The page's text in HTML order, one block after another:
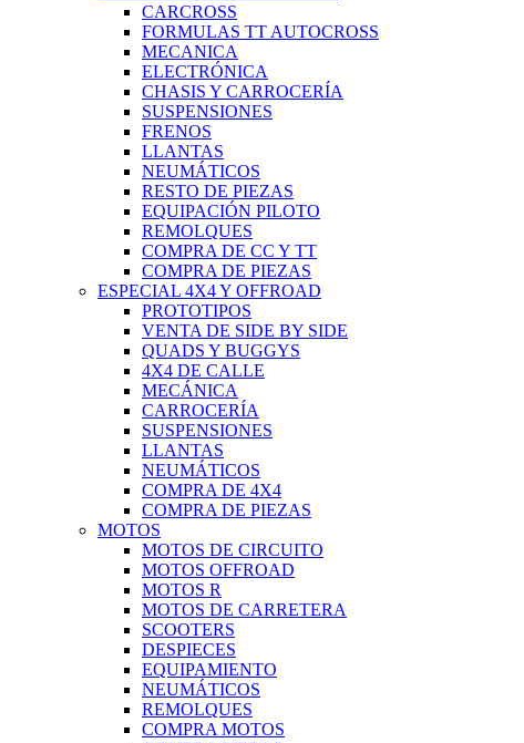
CARCROSS
FORMULAS TT AUTOCROSS
MECANICA
ELECTRÓNICA
CHASIS Y CARROCERÍA
SUSPENSIONES
FRENOS
LLANTAS
NEUMÁTICOS
RESTO DE PIEZAS
EQUIPACIÓN PILOTO
REMOLQUES
COMPRA DE CC Y TT
COMPRA DE PIEZAS
ESPECIAL 4X4 Y OFFROAD
PROTOTIPOS
VENTA DE SIDE BY SIDE
QUADS Y BUGGYS
4X4 DE CALLE
MECÁNICA
CARROCERÍA
SUSPENSIONES
LLANTAS
NEUMÁTICOS
COMPRA DE 4X4
COMPRA DE PIEZAS
MOTOS
MOTOS DE CIRCUITO
MOTOS OFFROAD
MOTOS R
MOTOS DE CARRETERA
SCOOTERS
DESPIECES
EQUIPAMIENTO
NEUMÁTICOS
REMOLQUES
COMPRA MOTOS